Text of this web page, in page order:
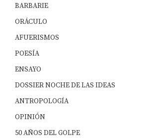
BARBARIE
ORÁCULO
AFUERISMOS
POESÍA
ENSAYO
DOSSIER NOCHE DE LAS IDEAS
ANTROPOLOGÍA
OPINIÓN
50 AÑOS DEL GOLPE